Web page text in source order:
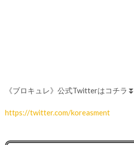
《ブロキュレ》公式Twitterはコチラ⏬
https://twitter.com/koreasment